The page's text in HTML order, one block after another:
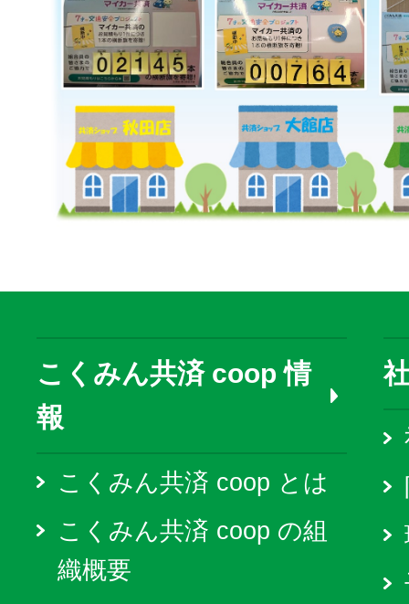
こくみん共済 coop 情
報
こくみん共済 coop とは
こくみん共済 coop の組
織概要